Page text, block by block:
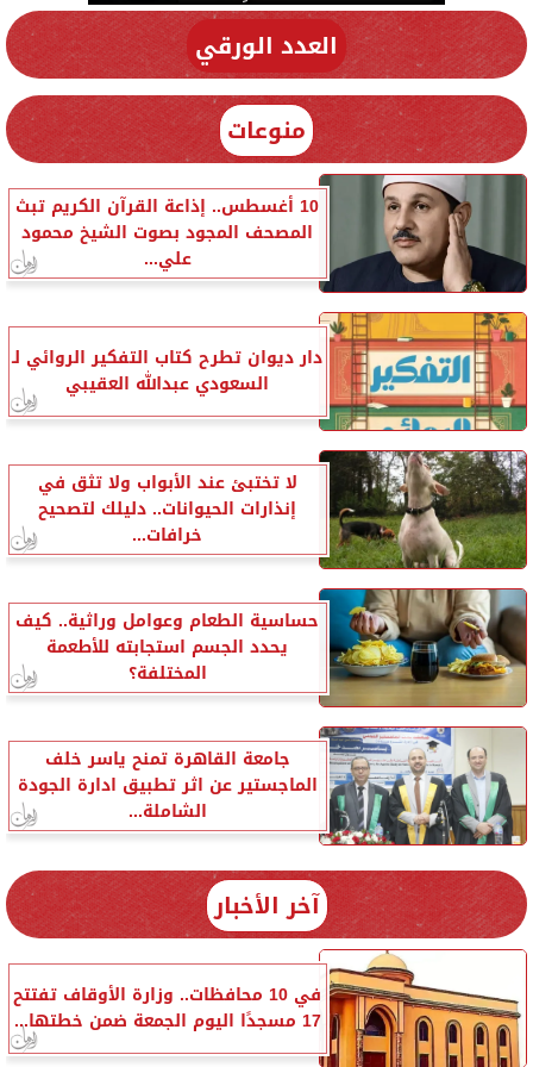
العدد الورقي
منوعات
10 أغسطس.. إذاعة القرآن الكريم تبث
المصحف المجود بصوت الشيخ محمود
علي...
دار ديوان تطرح كتاب التفكير الروائي لـ
السعودي عبدالله العقيبي
لا تختبئ عند الأبواب ولا تثق في
إنذارات الحيوانات.. دليلك لتصحيح
خرافات...
حساسية الطعام وعوامل وراثية.. كيف
يحدد الجسم استجابته للأطعمة
المختلفة؟
جامعة القاهرة تمنح ياسر خلف
الماجستير عن اثر تطبيق ادارة الجودة
الشاملة...
آخر الأخبار
في 10 محافظات.. وزارة الأوقاف تفتتح
17 مسجدًا اليوم الجمعة ضمن خطتها...